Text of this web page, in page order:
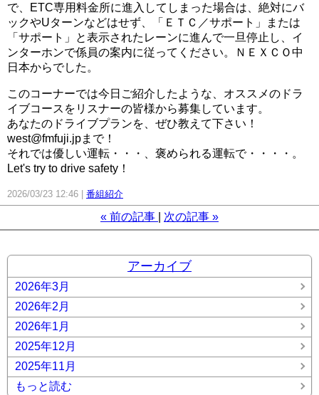
で、ETC専用料金所に進入してしまった場合は、絶対にバ
ックやUターンなどはせず、「ＥＴＣ／サポート」または
「サポート」と表示されたレーンに進んで一旦停止し、イ
ンターホンで係員の案内に従ってください。ＮＥＸＣＯ中
日本からでした。
このコーナーでは今日ご紹介したような、オススメのドラ
イブコースをリスナーの皆様から募集しています。
あなたのドライブプランを、ぜひ教えて下さい！
west@fmfuji.jpまで！
それでは優しい運転・・・、褒められる運転で・・・・。
Let's try to drive safety！
2026/03/23 12:46 番組紹介
« 前の記事 次の記事 »
アーカイブ
2026年3月
2026年2月
2026年1月
2025年12月
2025年11月
もっと読む